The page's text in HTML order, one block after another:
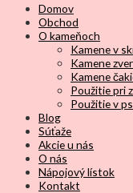
Domov
Obchod
O kameňoch
Kamene v
Kamene
Kamene
Použitie pri
Použitie v
Blog
Súťaže
Akcie u nás
O nás
Nápojový lístok
Kontakt